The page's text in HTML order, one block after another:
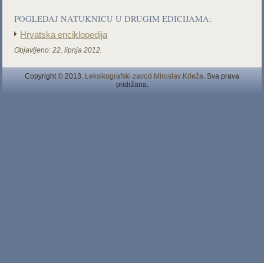
POGLEDAJ NATUKNICU U DRUGIM EDICIJAMA:
Hrvatska enciklopedija
Objavljeno: 22. lipnja 2012.
Copyright © 2013. Leksikografski zavod Miroslav Krleža. Sva prava
pridržana.